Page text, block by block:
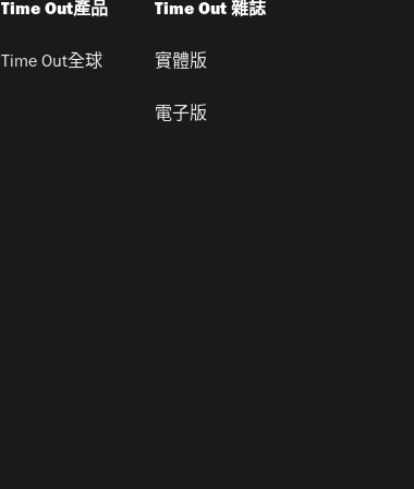
Time Out產品
Time Out全球
Time Out 雜誌
實體版
電子版